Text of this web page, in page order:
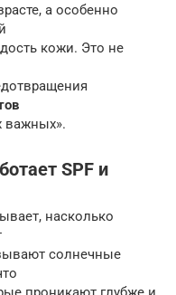
а особенно
кожи. Это не
важных».
SPF и
насколько
солнечные